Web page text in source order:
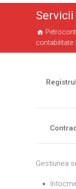
contabilitate
Gestiunea